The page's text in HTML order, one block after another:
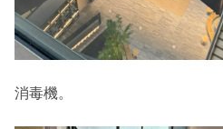
消毒機。